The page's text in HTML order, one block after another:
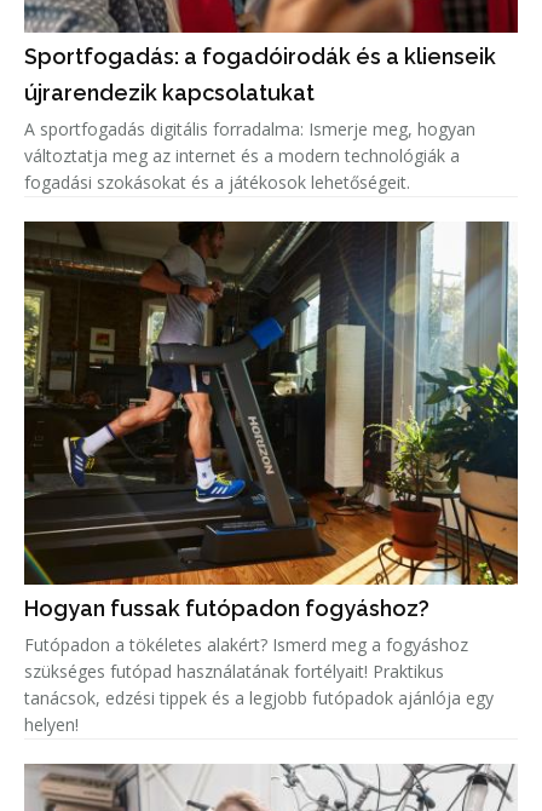
Sportfogadás: a fogadóirodák és a klienseik
újrarendezik kapcsolatukat
A sportfogadás digitális forradalma: Ismerje meg, hogyan
változtatja meg az internet és a modern technológiák a
fogadási szokásokat és a játékosok lehetőségeit.
Hogyan fussak futópadon fogyáshoz?
Futópadon a tökéletes alakért? Ismerd meg a fogyáshoz
szükséges futópad használatának fortélyait! Praktikus
tanácsok, edzési tippek és a legjobb futópadok ajánlója egy
helyen!